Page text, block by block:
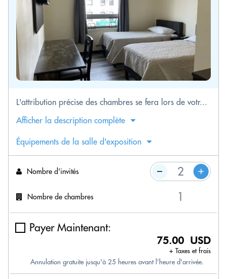
L'attribution précise des chambres se fera lors de votr...
Afficher la description complète
Équipements de la salle d'exposition
Nombre d'invités
Nombre de chambres
Payer Maintenant:
75.00 USD
+ Taxes et frais
Annulation gratuite jusqu'à 25 heures avant l'heure d'arrivée.